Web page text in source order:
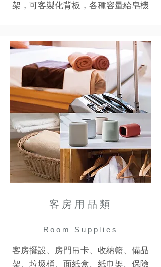
架，可客製化背板，各種容量給皂機
客房用品類
Room Supplies
客房擺設、房門吊卡、收納籃、備品
架、垃圾桶、面紙盒、紙巾架、保險